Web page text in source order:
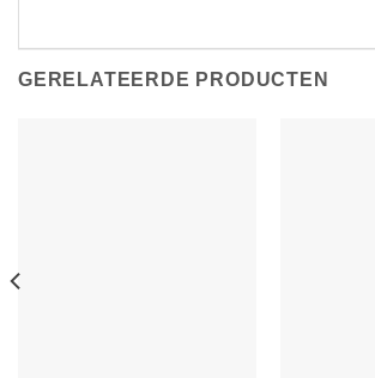
GERELATEERDE PRODUCTEN